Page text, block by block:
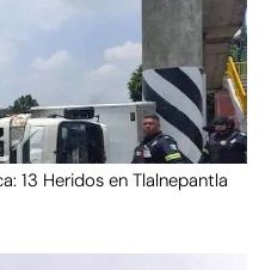
13 Heridos en Tlalnepantla